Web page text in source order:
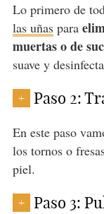
Lo primero de
las uñaspara
muertas o de
suave y
+ Paso 2:
En este paso
los tornos o
piel.
+ Paso 3: